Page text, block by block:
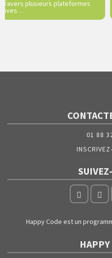
travers plusieurs plateformes
01 88
Happy Code est un
HAPPY